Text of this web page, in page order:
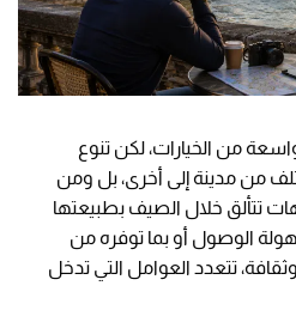
واسعة من الخيارات، لكن تنوع
من مدينة إلى أخرى، بل ومن
تتألق خلال الصيف بطبيعتها
الوصول أو بما توفره من
تتعدد العوامل التي تدخل